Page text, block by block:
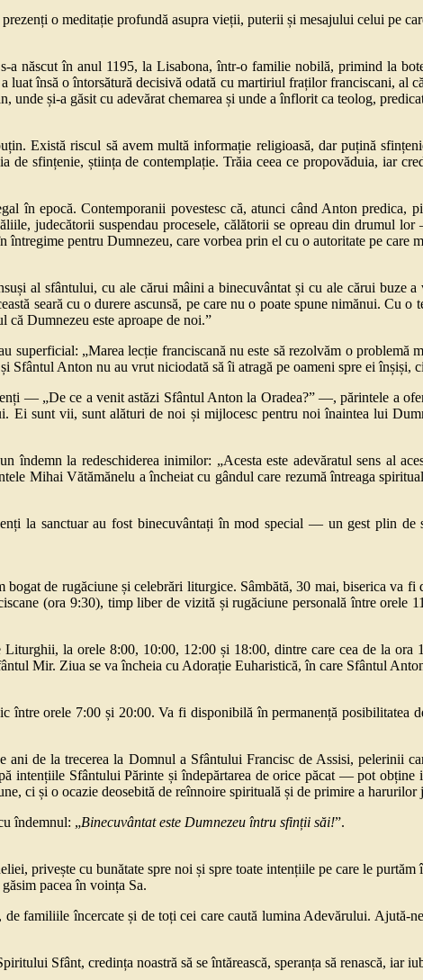
o meditație profundă asupra vieții, puterii și mesajului celui pe
născut în anul 1195, la Lisabona, într-o familie nobilă, primind la
însă o întorsătură decisivă odată cu martiriul fraților franciscani, al
unde și-a găsit cu adevărat chemarea și unde a înflorit ca teolog,
Există riscul să avem multă informație religioasă, dar puțină
de sfințenie, știința de contemplație. Trăia ceea ce propovăduia, iar
în epocă. Contemporanii povestesc că, atunci când Anton predica,
judecătorii suspendau procesele, călătorii se opreau din drumul
întregime pentru Dumnezeu, care vorbea prin el cu o autoritate pe care
al sfântului, cu ale cărui mâini a binecuvântat și cu ale cărui buze
seară cu o durere ascunsă, pe care nu o poate spune nimănui. Cu o
că Dumnezeu este aproape de noi.”
superficial: „Marea lecție franciscană nu este să rezolvăm o
Sfântul Anton nu au vrut niciodată să îi atragă pe oameni spre ei înșiși,
— „De ce a venit astăzi Sfântul Anton la Oradea?” —, părintele a
Ei sunt vii, sunt alături de noi și mijlocesc pentru noi înaintea lui
îndemn la redeschiderea inimilor: „Acesta este adevăratul sens al
Mihai Vătămănelu a încheiat cu gândul care rezumă întreaga
la sanctuar au fost binecuvântați în mod special — un gest plin
de rugăciune și celebrări liturgice. Sâmbătă, 30 mai, biserica va
(ora 9:30), timp liber de vizită și rugăciune personală între orele
la orele 8:00, 10:00, 12:00 și 18:00, dintre care cea de la ora
Mir. Ziua se va încheia cu Adorație Euharistică, în care Sfântul
între orele 7:00 și 20:00. Va fi disponibilă în permanență posibilitatea
de la trecerea la Domnul a Sfântului Francisc de Assisi, pelerinii
intențiile Sfântului Părinte și îndepărtarea de orice păcat — pot
ci și o ocazie deosebită de reînnoire spirituală și de primire a harurilor
îndemnul: „Binecuvântat este Dumnezeu întru sfinții săi!”.
privește cu bunătate spre noi și spre toate intențiile pe care le
pacea în voința Sa.
familiile încercate și de toți cei care caută lumina Adevărului. Ajută-
Sfânt, credința noastră să se întărească, speranța să renască, iar